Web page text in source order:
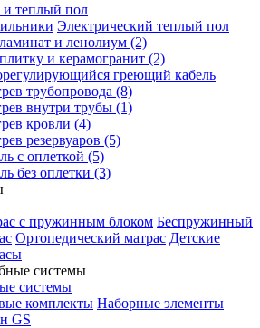
и теплый пол
Электрический теплый пол
и ленолиум (2)
и керамогранит (2)
греющий кабель
трубопровода (8)
внутри трубы (1)
кровли (4)
резервуаров (5)
с оплеткой (5)
без оплетки (3)
с пружинным блоком Беспружинный
Ортопедический матрас Детские
системы
комплекты Наборные элементы
GS